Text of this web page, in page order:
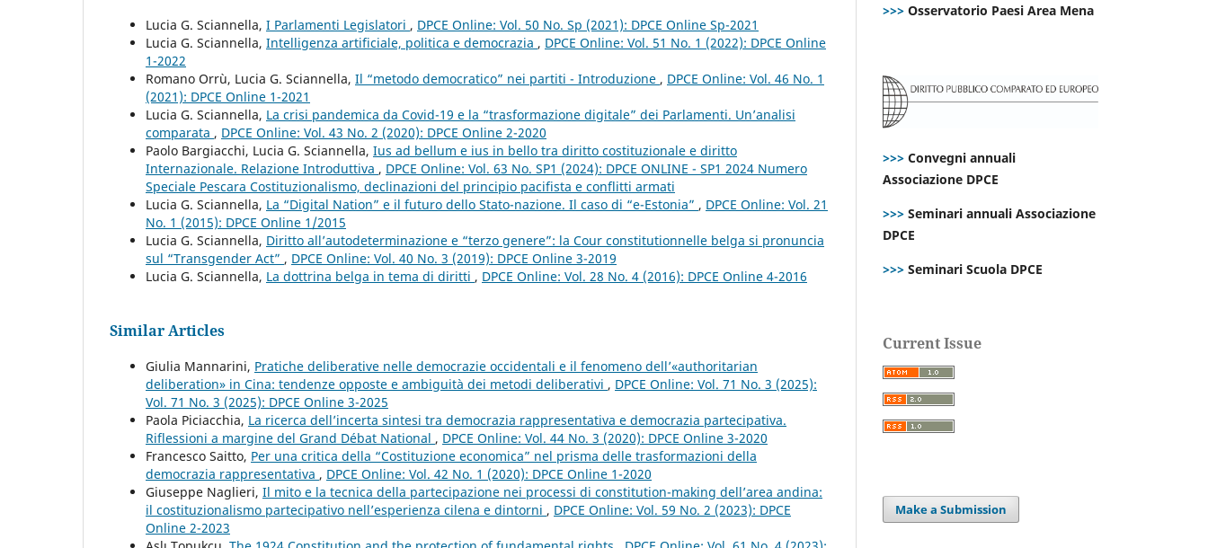
Lucia G. Sciannella, I Parlamenti Legislatori , DPCE Online: Vol. 50 No. Sp (2021): DPCE Online Sp-2021
Lucia G. Sciannella, Intelligenza artificiale, politica e democrazia , DPCE Online: Vol. 51 No. 1 (2022): DPCE Online
1-2022
Romano Orrù, Lucia G. Sciannella, Il “metodo democratico” nei partiti - Introduzione , DPCE Online: Vol. 46 No. 1
(2021): DPCE Online 1-2021
Lucia G. Sciannella, La crisi pandemica da Covid-19 e la “trasformazione digitale” dei Parlamenti. Un’analisi
comparata , DPCE Online: Vol. 43 No. 2 (2020): DPCE Online 2-2020
Paolo Bargiacchi, Lucia G. Sciannella, Ius ad bellum e ius in bello tra diritto costituzionale e diritto
Internazionale. Relazione Introduttiva , DPCE Online: Vol. 63 No. SP1 (2024): DPCE ONLINE - SP1 2024 Numero
Speciale Pescara Costituzionalismo, declinazioni del principio pacifista e conflitti armati
Lucia G. Sciannella, La “Digital Nation” e il futuro dello Stato-nazione. Il caso di “e-Estonia” , DPCE Online: Vol. 21
No. 1 (2015): DPCE Online 1/2015
Lucia G. Sciannella, Diritto all’autodeterminazione e “terzo genere”: la Cour constitutionnelle belga si pronuncia
sul “Transgender Act” , DPCE Online: Vol. 40 No. 3 (2019): DPCE Online 3-2019
Lucia G. Sciannella, La dottrina belga in tema di diritti , DPCE Online: Vol. 28 No. 4 (2016): DPCE Online 4-2016
Similar Articles
Giulia Mannarini, Pratiche deliberative nelle democrazie occidentali e il fenomeno dell’«authoritarian
deliberation» in Cina: tendenze opposte e ambiguità dei metodi deliberativi , DPCE Online: Vol. 71 No. 3 (2025):
Vol. 71 No. 3 (2025): DPCE Online 3-2025
Paola Piciacchia, La ricerca dell’incerta sintesi tra democrazia rappresentativa e democrazia partecipativa.
Riflessioni a margine del Grand Débat National , DPCE Online: Vol. 44 No. 3 (2020): DPCE Online 3-2020
Francesco Saitto, Per una critica della “Costituzione economica” nel prisma delle trasformazioni della
democrazia rappresentativa , DPCE Online: Vol. 42 No. 1 (2020): DPCE Online 1-2020
Giuseppe Naglieri, Il mito e la tecnica della partecipazione nei processi di constitution-making dell’area andina:
il costituzionalismo partecipativo nell’esperienza cilena e dintorni , DPCE Online: Vol. 59 No. 2 (2023): DPCE
Online 2-2023
>>> Osservatorio Paesi Area Mena
>>> Convegni annuali
Associazione DPCE
>>> Seminari annuali Associazione
DPCE
>>> Seminari Scuola DPCE
Current Issue
Make a Submission